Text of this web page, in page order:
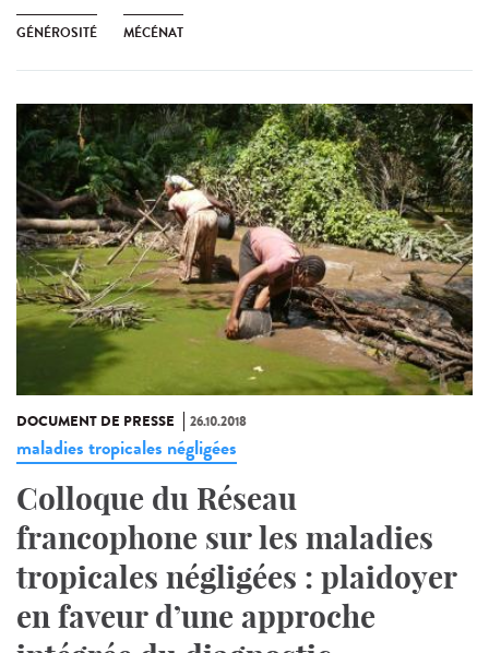
GÉNÉROSITÉ MÉCÉNAT
DOCUMENT DE PRESSE 26.10.2018
maladies tropicales négligées
Colloque du Réseau
francophone sur les maladies
tropicales négligées : plaidoyer
en faveur d’une approche